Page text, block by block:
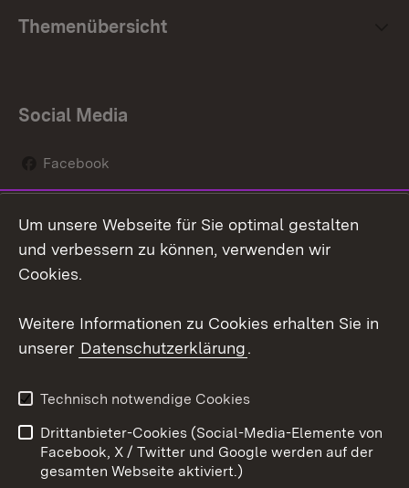
Themenübersicht
Social Media
Facebook
Social Wall
Youtube
Kontakt
Datenschutz
Barrierefreiheit
Impressum Cookies
Um unsere Webseite für Sie optimal gestalten
und verbessern zu können, verwenden wir
Cookies.
Weitere Informationen zu Cookies erhalten Sie in
unserer Datenschutzerklärung.
Technisch notwendige Cookies
Drittanbieter-Cookies (Social-Media-Elemente von
Facebook, X / Twitter und Google werden auf der
gesamten Webseite aktiviert.)